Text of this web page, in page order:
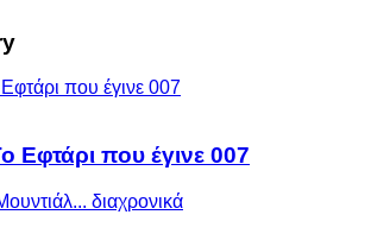
Εφτάρι που έγινε 007